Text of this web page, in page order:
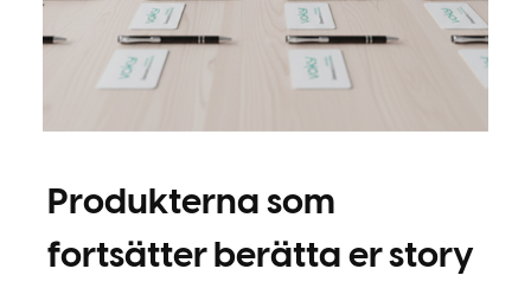
Produkterna som
fortsätter berätta er story